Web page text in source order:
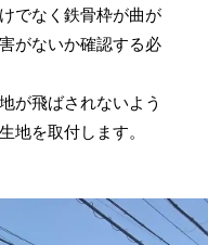
でなく鉄骨枠が曲が
がないか確認する必
が飛ばされないよう
地を取付します。